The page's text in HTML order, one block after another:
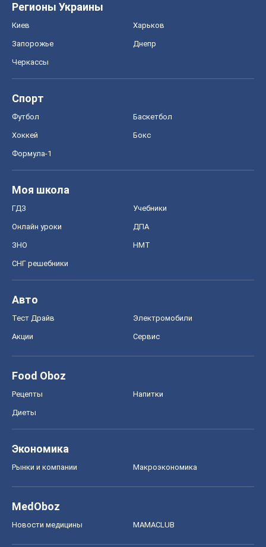
Регионы Украины
Киев Харьков
Запорожье Днепр
Черкассы
Спорт
Футбол Баскетбол
Хоккей Бокс
Формула-1
Моя школа
ГДЗ Учебники
Онлайн уроки ДПА
ЗНО НМТ
СНГ решебники
Авто
Тест Драйв Электромобили
Акции Сервис
Food Oboz
Рецепты Напитки
Диеты
Экономика
Рынки и компании Mакроэкономика
MedOboz
Новости медицины MAMACLUB